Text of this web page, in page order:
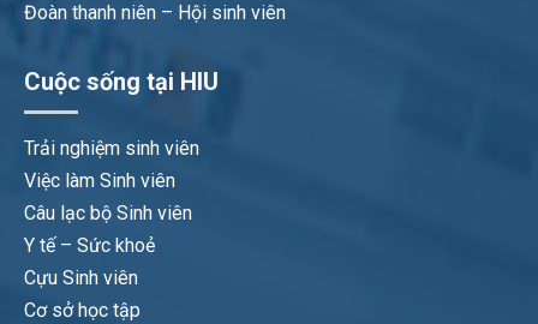
Đoàn thanh niên – Hội sinh viên
Cuộc sống tại HIU
Trải nghiệm sinh viên
Việc làm Sinh viên
Câu lạc bộ Sinh viên
Y tế – Sức khoẻ
Cựu Sinh viên
Cơ sở học tập